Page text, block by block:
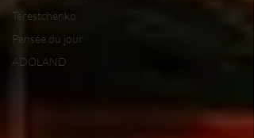
Terestchenko
Pensée du jour
ADOLAND